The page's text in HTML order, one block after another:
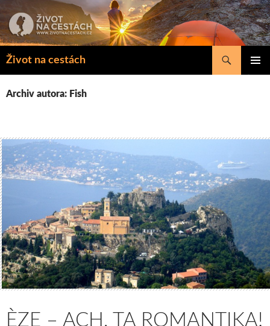
k
obsahu
Život na cestách
Hledat
Archiv autora: Fish
ÈZE – ACH, TA ROMANTIKA!